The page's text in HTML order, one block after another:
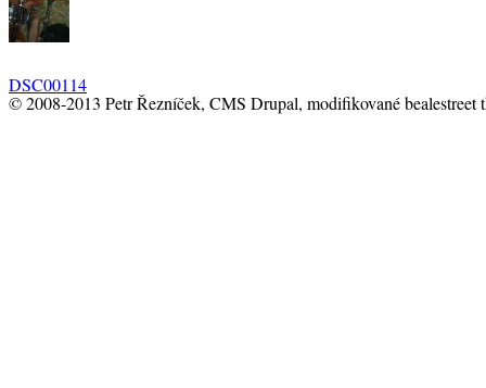
DSC00114
© 2008-2013 Petr Řezníček, CMS Drupal, modifikované bealestreet